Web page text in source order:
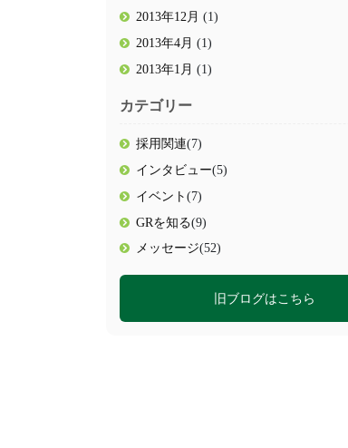
2013年12月 (1)
2013年4月 (1)
2013年1月 (1)
カテゴリー
採用関連(7)
インタビュー(5)
イベント(7)
GRを知る(9)
メッセージ(52)
旧ブログはこちら